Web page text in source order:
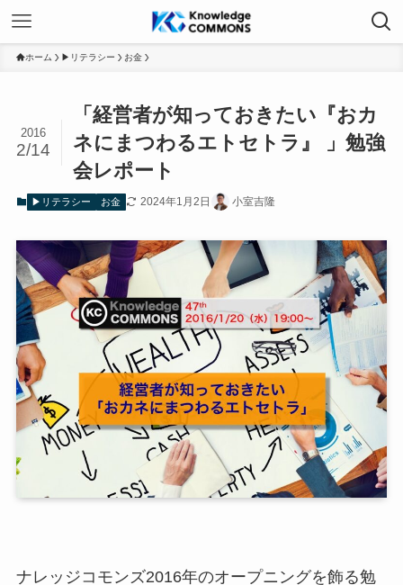
ホーム ▶リテラシー お金
「経営者が知っておきたい『おカ
ネにまつわるエトセトラ』 」勉強
会レポート
2016
2/14
▶リテラシー お金 2024年1月2日 小室吉隆
ナレッジコモンズ2016年のオープニングを飾る勉